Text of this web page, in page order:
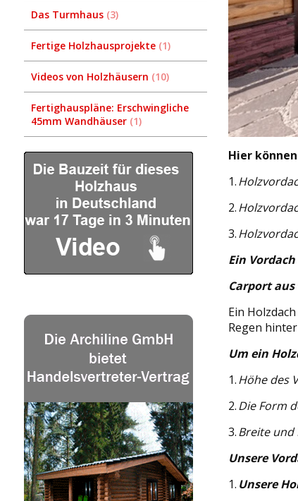
Das Turmhaus 3
Fertige Holzhausprojekte 1
Videos von Holzhäusern 10
Fertighauspläne: Erschwingliche
45mm Wandhäuser 1
Hier
1.
2.
3.
Ein
Carport
Ein
Regen
Um ein
1.Höhe des
2.Die Form
3.Breite und
Unsere
1. Unsere